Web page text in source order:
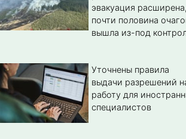
эвакуация расширена,
почти половина
вышла из-под
Уточнены правила
выдачи разрешений
работу для
специалистов